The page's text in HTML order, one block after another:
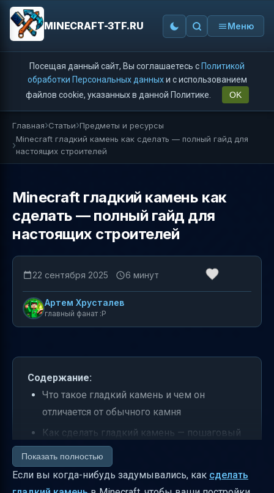
MINECRAFT-3TF.RU Меню
Посещая данный сайт, Вы соглашаетесь с Политикой
обработки Персональных данныхи с использованием
файлов cookie, указанных в данной Политике.
OK
Главная Статьи Предметы и ресурсы
Minecraft гладкий камень как сделать — полный гайд для
настоящих строителей
Minecraft гладкий камень как
сделать — полный гайд для
настоящих строителей
22 сентября 2025 6 минут
Артем Хрусталев
главный фанат :P
Содержание:
Что такое гладкий камень и чем он
отличается от обычного камня
Как сделать гладкий камень — пошаговый
рецепт
Правила добычи гладкого камня
Показать полностью
Если вы когда-нибудь задумывались, как сделать